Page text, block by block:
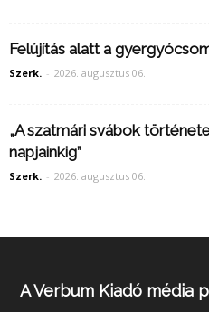
Felújítás alatt a
Szerk. - 2026. augusztus 06.
„A szatmári svábok
napjainkig”
Szerk. - 2026. augusztus 06.
A Verbum Kiadó média